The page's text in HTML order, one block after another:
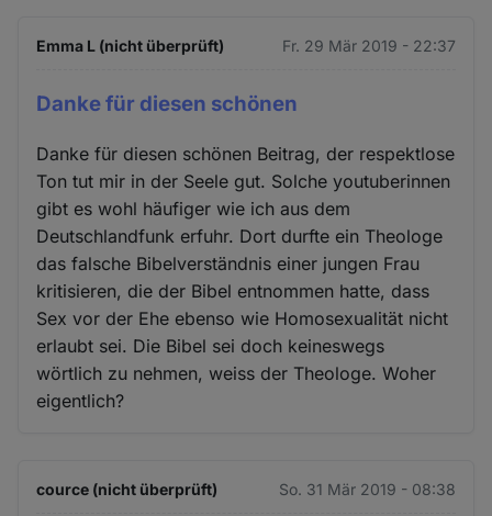
Emma L (nicht überprüft) Fr. 29 Mär 2019 - 22:37
Danke für diesen schönen
Danke für diesen schönen Beitrag, der respektlose
Ton tut mir in der Seele gut. Solche youtuberinnen
gibt es wohl häufiger wie ich aus dem
Deutschlandfunk erfuhr. Dort durfte ein Theologe
das falsche Bibelverständnis einer jungen Frau
kritisieren, die der Bibel entnommen hatte, dass
Sex vor der Ehe ebenso wie Homosexualität nicht
erlaubt sei. Die Bibel sei doch keineswegs
wörtlich zu nehmen, weiss der Theologe. Woher
eigentlich?
cource (nicht überprüft) So. 31 Mär 2019 - 08:38